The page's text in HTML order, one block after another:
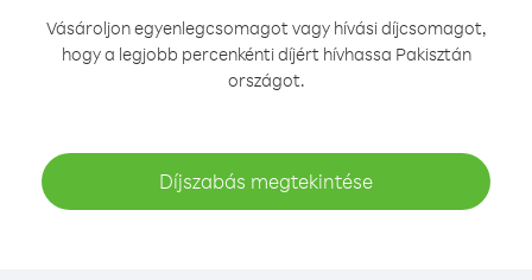
Vásároljon egyenlegcsomagot vagy hívási díjcsomagot,
hogy a legjobb percenkénti díjért hívhassa Pakisztán
országot.
Díjszabás megtekintése